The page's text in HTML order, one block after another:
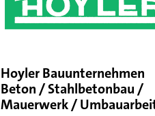
Hoyler Bauunternehmen
Beton / Stahlbetonbau /
Mauerwerk /